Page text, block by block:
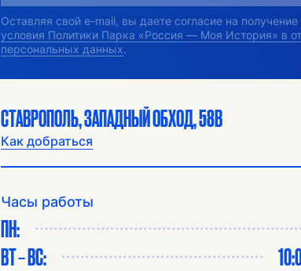
Оставляя свой e-mail, вы даете согласие на
условия Политики Парка «Россия — Моя История» в
персональных данных.
СТАВРОПОЛЬ, ЗАПАДНЫЙ ОБХОД, 58В
Как добраться
Часы работы
ПН:
ВТ – ВС: